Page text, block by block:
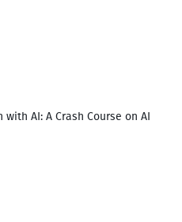
AI: A Crash Course on AI